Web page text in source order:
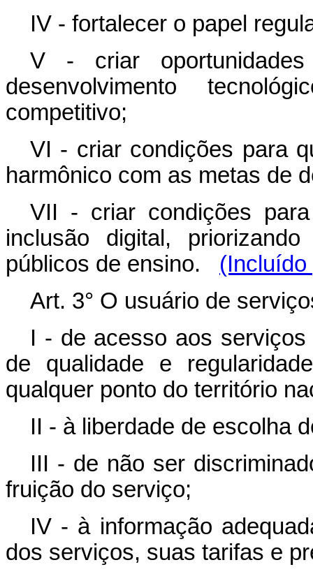
IV - fortalecer o papel
V - criar
desenvolvimento
competitivo;
VI - criar condições para
harmônico com as metas de
VII - criar condições
inclusão digital,
públicos de ensino.
(Incluído
Art. 3° O usuário de
I - de acesso aos
de qualidade e
qualquer ponto do território
II - à liberdade de escolha
III - de não ser
fruição do serviço;
IV - à informação
dos serviços, suas tarifas e